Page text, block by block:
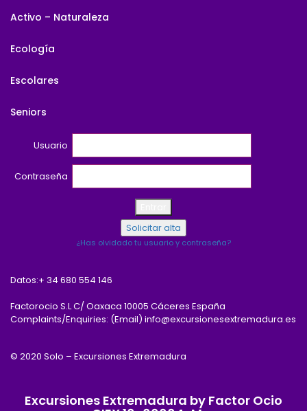
Activo – Naturaleza
Ecología
Escolares
Seniors
Usuario
Contraseña
¿Has olvidado tu usuario y contraseña?
Datos:+ 34 680 554 146
Factorocio S.L C/ Oaxaca 10005 Cáceres España
Complaints/Enquiries: (Email) info@excursionesextremadura.es
© 2020 Solo – Excursiones Extremadura
Excursiones Extremadura by Factor Ocio